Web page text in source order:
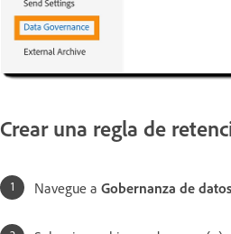
Crear una regla de
Navegue a Gobernanza de datos